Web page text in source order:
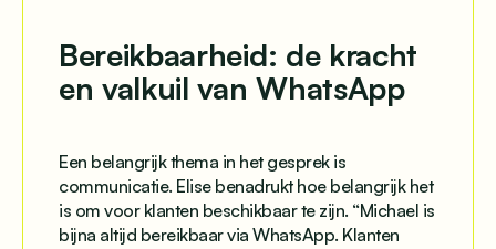
Bereikbaarheid: de kracht
en valkuil van WhatsApp
Een belangrijk thema in het gesprek is
communicatie. Elise benadrukt hoe belangrijk het
is om voor klanten beschikbaar te zijn. “Michael is
bijna altijd bereikbaar via WhatsApp. Klanten